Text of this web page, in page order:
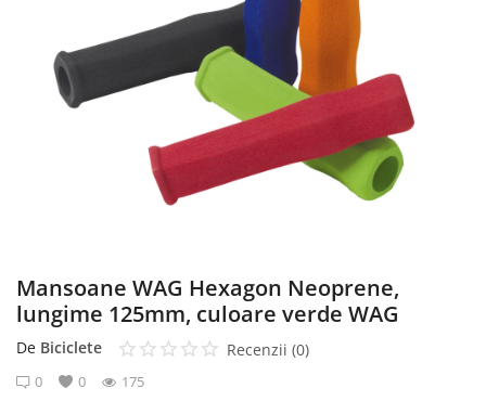
Autentificare
Mansoane WAG Hexagon Neoprene,
lungime 125mm, culoare verde WAG
De Biciclete Recenzii (0)
0 0 175